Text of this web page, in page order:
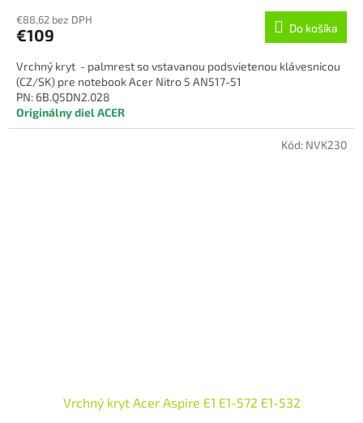
€88,62 bez DPH
€109 Do košíka
Vrchný kryt - palmrest so vstavanou podsvietenou klávesnicou
(CZ/SK) pre notebook Acer Nitro 5 AN517-51
PN: 6B.Q5DN2.028
Originálny diel ACER
Vrchný kryt Acer Aspire E1 E1-572 E1-532
Kód: NVK230